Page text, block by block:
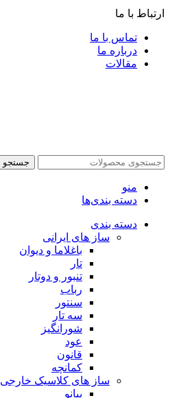
ارتباط با ما
تماس با ما
درباره ما
مقالات
جستجو
منو
دسته بندی‌ها
دسته بندی
ساز های ایرانی
باغلاما و دیوان
تار
تنبور و دوتار
رباب
سنتور
سه تار
شورانگیز
عود
قانون
کمانچه
ساز های کلاسیک خارجی
پیانو